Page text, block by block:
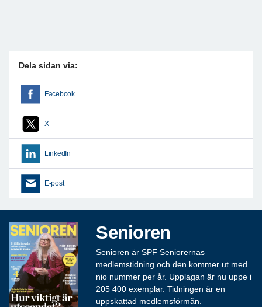
Dela sidan via:
Facebook
X
LinkedIn
E-post
Senioren
Senioren är SPF Seniorernas
medlemstidning och den kommer ut med
nio nummer per år. Upplagan är nu uppe i
205 400 exemplar. Tidningen är en
uppskattad medlemsförmån.